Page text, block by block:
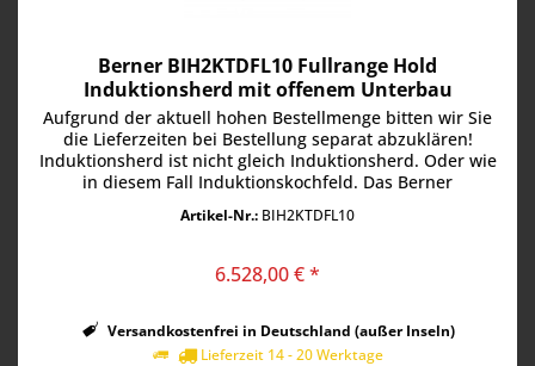
Berner BIH2KTDFL10 Fullrange Hold
Induktionsherd mit offenem Unterbau
Aufgrund der aktuell hohen Bestellmenge bitten wir Sie
die Lieferzeiten bei Bestellung separat abzuklären!
Induktionsherd ist nicht gleich Induktionsherd. Oder wie
in diesem Fall Induktionskochfeld. Das Berner
Artikel-Nr.: BIH2KTDFL10
6.528,00 € *
Versandkostenfrei in Deutschland (außer Inseln)
Lieferzeit 14 - 20 Werktage